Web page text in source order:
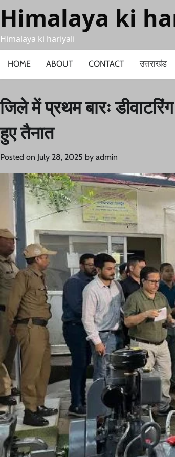
to
content
Himalaya ki
Himalaya ki hariyali
HOME ABOUT CONTACT उत्तराखंड
जिले में प्रथम बारः
हुए तैनात
Posted on July 28, 2025 by admin